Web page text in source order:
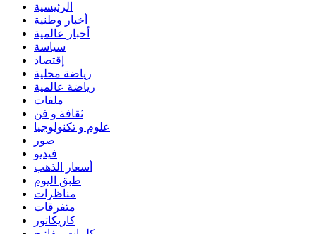
الرئيسية
أخبار وطنية
أخبار عالمية
سياسة
إقتصاد
رياضة محلية
رياضة عالمية
ملفات
ثقافة و فن
علوم و تكنولوجيا
صور
فيديو
أسعار الذهب
طبق اليوم
مناظرات
متفرقات
كاريكاتور